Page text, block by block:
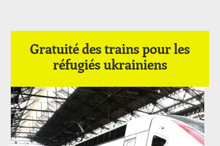
Gratuité des trains pour les
réfugiés ukrainiens